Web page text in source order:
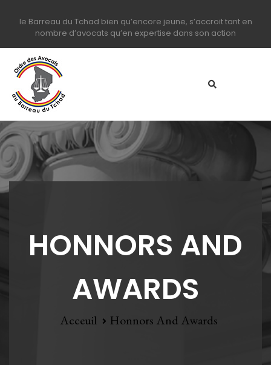
le Barreau du Tchad bien qu’encore jeune, s’accroit tant en
nombre d’avocats qu’en expertise dans son action
HONNORS AND
AWARDS
Acceuil Honnors And Awards